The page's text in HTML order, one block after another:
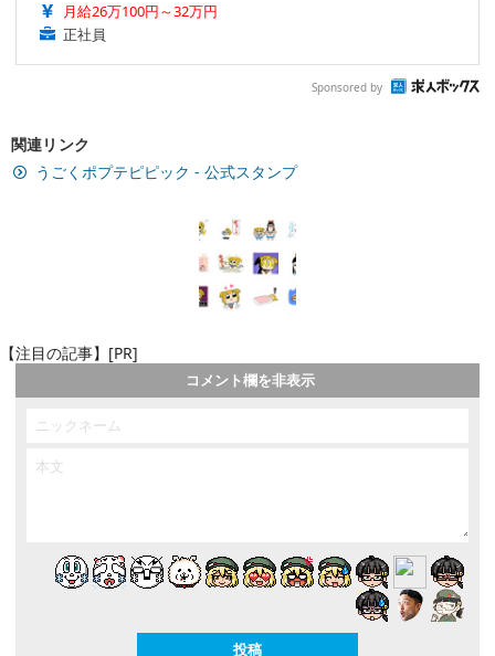
月給26万100円～32万円
正社員
Sponsored by
関連リンク
うごくポプテピピック - 公式スタンプ
【注目の記事】[PR]
コメント欄を非表示